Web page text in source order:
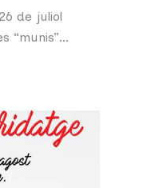
de juliol
“munis”...